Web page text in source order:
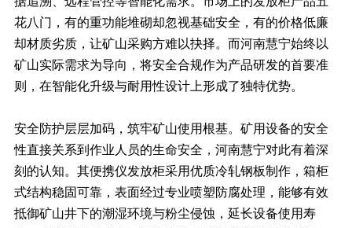
花八门，有的重功能堆砌却忽视基础安全，有的价格低廉
却材质劣质，让矿山采购方难以抉择。而河南慧宁始终以
矿山实际需求为导向，将安全合规作为产品研发的首要准
则，在智能化升级与耐用性设计上形成了独特优势。
安全防护层层加码，筑牢矿山使用根基。矿用设备的安全
性直接关系到作业人员的生命安全，河南慧宁对此有着深
刻的认知。其便携仪发放柜采用优质冷轧钢板制作，箱柜
式结构稳固可靠，表面经过专业喷塑防腐处理，能够有效
抵御矿山井下的潮湿环境与粉尘侵蚀，延长设备使用寿